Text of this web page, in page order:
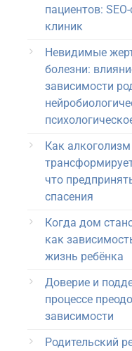
пациентов:
клиник
Невидимые
болезни:
зависимости
Как алкоголизм
что
спасения
Когда дом
как
жизнь ребёнка
Доверие и
процессе
зависимости
Родительский